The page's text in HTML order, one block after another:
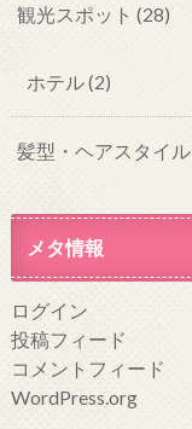
観光スポット (28)
ホテル(2)
髪型・ヘアスタイル
メタ情報
ログイン
投稿フィード
コメントフィード
WordPress.org